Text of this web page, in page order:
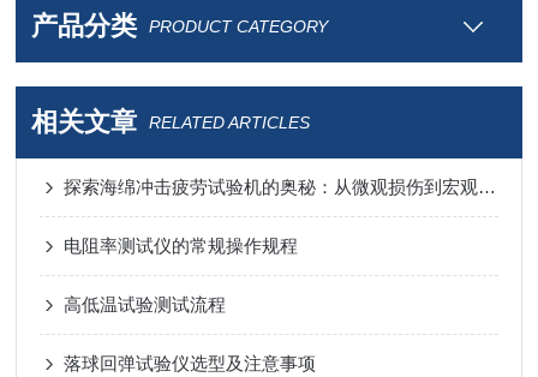
产品分类 PRODUCT CATEGORY
相关文章 RELATED ARTICLES
探索海绵冲击疲劳试验机的奥秘：从微观损伤到宏观失效
电阻率测试仪的常规操作规程
高低温试验测试流程
落球回弹试验仪选型及注意事项